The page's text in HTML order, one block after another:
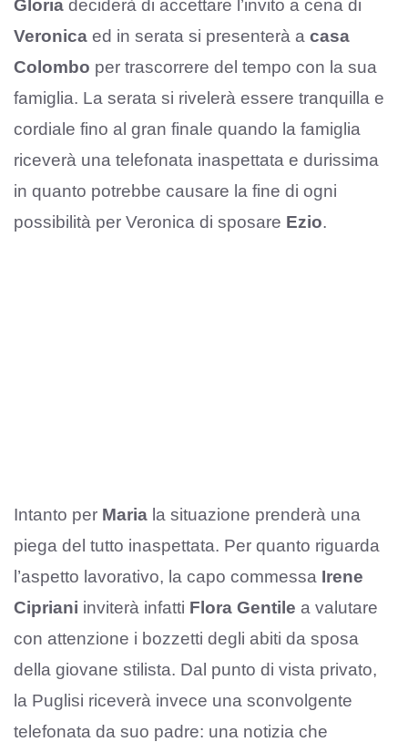
Gloria deciderà di accettare l’invito a cena di
Veronica ed in serata si presenterà a casa
Colombo per trascorrere del tempo con la sua
famiglia. La serata si rivelerà essere tranquilla e
cordiale fino al gran finale quando la famiglia
riceverà una telefonata inaspettata e durissima
in quanto potrebbe causare la fine di ogni
possibilità per Veronica di sposare Ezio.
Intanto per Maria la situazione prenderà una
piega del tutto inaspettata. Per quanto riguarda
l’aspetto lavorativo, la capo commessa Irene
Cipriani inviterà infatti Flora Gentile a valutare
con attenzione i bozzetti degli abiti da sposa
della giovane stilista. Dal punto di vista privato,
la Puglisi riceverà invece una sconvolgente
telefonata da suo padre: una notizia che